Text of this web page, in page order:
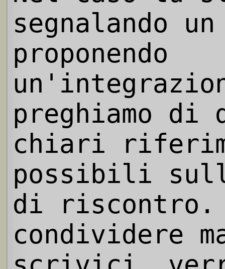
segnalando
proponendo
preghiamo
chiari
possibili
di riscontro.
condividere